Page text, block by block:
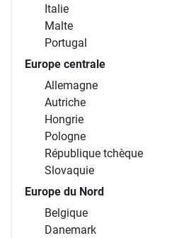
Italie
Malte
Portugal
Europe centrale
Allemagne
Autriche
Hongrie
Pologne
République tchèque
Slovaquie
Europe du Nord
Belgique
Danemark